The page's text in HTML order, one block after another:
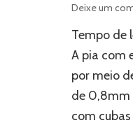
Deixe um
Tempo de
A pia com
por meio
de 0,8mm
com